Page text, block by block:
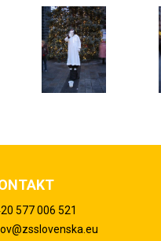
577 006 521